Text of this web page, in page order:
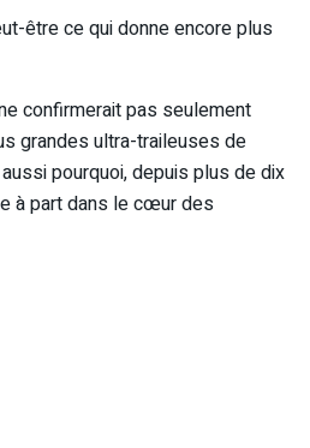
être ce qui donne encore plus
confirmerait pas seulement
grandes ultra-traileuses de
pourquoi, depuis plus de dix
à part dans le cœur des